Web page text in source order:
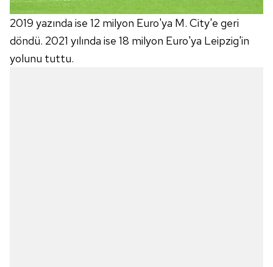
2019 yazında ise 12 milyon Euro'ya M. City'e geri
döndü. 2021 yılında ise 18 milyon Euro'ya Leipzig'in
yolunu tuttu.